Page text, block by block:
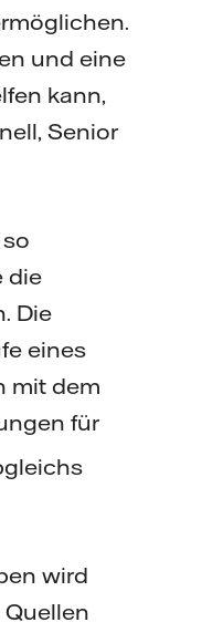
und eine
kann,
Senior
die
Die
eines
mit dem
für
wird